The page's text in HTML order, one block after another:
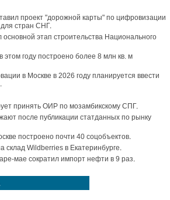
проект "дорожной карты" по цифровизации
стран СНГ.
основной этап строительства Национального
этом году построено более 8 млн кв. м
в Москве в 2026 году планируется ввести
.
принять ОИР по мозамбикскому СПГ.
после публикации статданных по рынку
построено почти 40 соцобъектов.
склад Wildberries в Екатеринбурге.
мае сократил импорт нефти в 9 раз.